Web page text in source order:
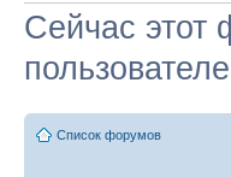
Сейчас этот
Список форумов